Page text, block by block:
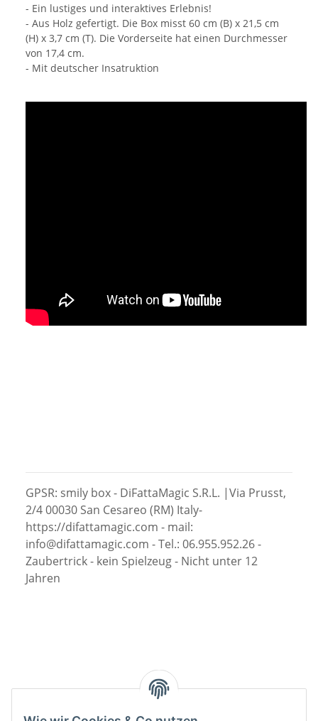
- Ein lustiges und interaktives Erlebnis!
- Aus Holz gefertigt. Die Box misst 60 cm (B) x 21,5 cm
(H) x 3,7 cm (T). Die Vorderseite hat einen Durchmesser
von 17,4 cm.
- Mit deutscher Insatruktion
GPSR: smily box - DiFattaMagic S.R.L. |Via Prusst,
2/4 00030 San Cesareo (RM) Italy-
https://difattamagic.com - mail:
info@difattamagic.com - Tel.: 06.955.952.26 -
Zaubertrick - kein Spielzeug - Nicht unter 12
Jahren